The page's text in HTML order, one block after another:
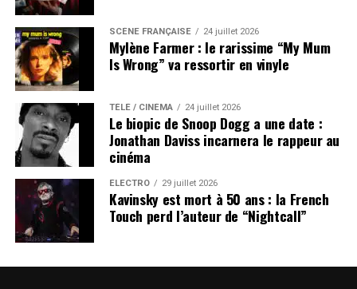
SCÈNE FRANÇAISE 24 juillet 2026
Mylène Farmer : le rarissime “My Mum
Is Wrong” va ressortir en vinyle
TÉLÉ / CINÉMA 24 juillet 2026
Le biopic de Snoop Dogg a une date :
Jonathan Daviss incarnera le rappeur au
cinéma
ÉLECTRO 29 juillet 2026
Kavinsky est mort à 50 ans : la French
Touch perd l’auteur de “Nightcall”